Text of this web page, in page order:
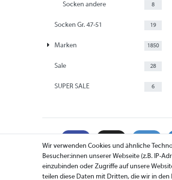
Socken andere 8
Socken Gr. 47-51 19
Marken 1850
Sale 28
SUPER SALE 6
Wir verwenden Cookies und ähnliche
Besucher:innen unserer Webseite (z.B. IP-
einzubinden oder Zugriffe auf unsere
teilen diese Daten mit Dritten, die wir in den